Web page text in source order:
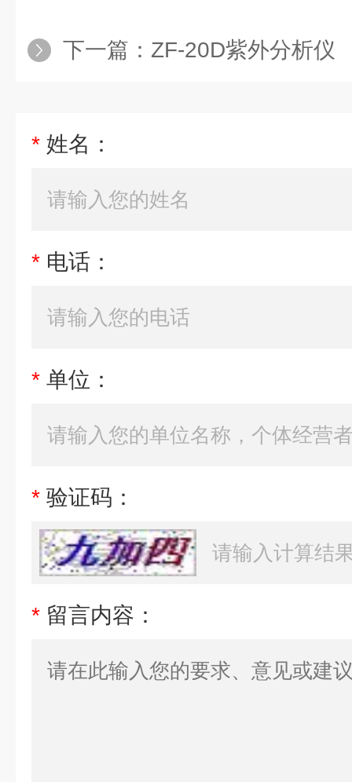
下一篇： ZF-20D紫外分析仪
* 姓名：
* 电话：
* 单位：
* 验证码：
* 留言内容：